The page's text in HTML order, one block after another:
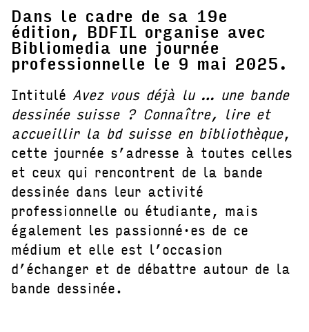
Dans le cadre de sa 19e
édition, BDFIL organise avec
Bibliomedia une journée
professionnelle le9 mai 2025.
Intitulé Avez vous déjà lu … une bande
dessinée suisse ? Connaître, lire et
accueillir la bd suisse en bibliothèque,
cette journée s’adresse à toutes celles
et ceux qui rencontrent de la bande
dessinée dans leur activité
professionnelle ou étudiante, mais
également les passionné·es de ce
médium et elle est l’occasion
d’échanger et de débattre autour de la
bande dessinée.